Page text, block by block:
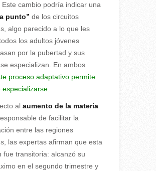
Este cambio podría indicar una
punto” de los circuitos
algo parecido a lo que les
los adultos jóvenes
por la pubertad y sus
especializan. En ambos
proceso adaptativo permite
al aumento de la materia
de facilitar la
entre las regiones
las expertas afirman que esta
fue transitoria: alcanzó su
en el segundo trimestre y